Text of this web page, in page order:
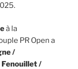
à la
PR Open a
/
Fenouillet /